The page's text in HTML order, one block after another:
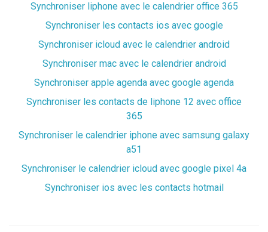
Synchroniser liphone avec le calendrier office 365
Synchroniser les contacts ios avec google
Synchroniser icloud avec le calendrier android
Synchroniser mac avec le calendrier android
Synchroniser apple agenda avec google agenda
Synchroniser les contacts de liphone 12 avec office
365
Synchroniser le calendrier iphone avec samsung galaxy
a51
Synchroniser le calendrier icloud avec google pixel 4a
Synchroniser ios avec les contacts hotmail